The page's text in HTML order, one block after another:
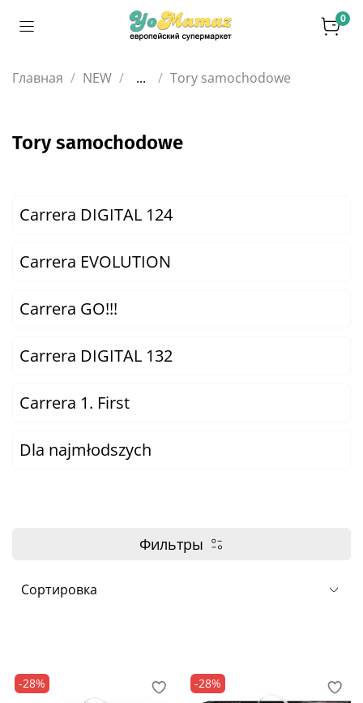
0
Главная NEW ... Tory samochodowe
Tory samochodowe
Carrera DIGITAL 124
Carrera EVOLUTION
Carrera GO!!!
Carrera DIGITAL 132
Carrera 1. First
Dla najmłodszych
Фильтры
-28% -28%